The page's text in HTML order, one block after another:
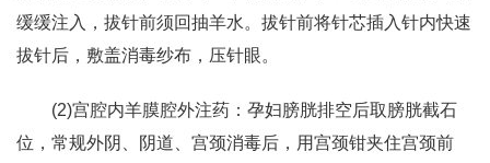
缓缓注入，拔针前须回抽羊水。拔针前将针芯插入针内快速
拔针后，敷盖消毒纱布，压针眼。
(2)宫腔内羊膜腔外注药：孕妇膀胱排空后取膀胱截石
位，常规外阴、阴道、宫颈消毒后，用宫颈钳夹住宫颈前